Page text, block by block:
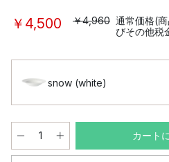
￥4,500 ￥4,960 通常価格(
びその他税
snow (white)
カート